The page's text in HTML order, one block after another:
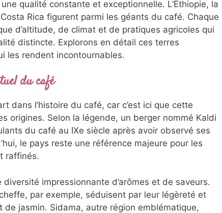
qualité constante et exceptionnelle. L’Éthiopie, la
Rica figurent parmi les géants du café. Chaque
d’altitude, de climat et de pratiques agricoles qui
distincte. Explorons en détail ces terres
les rendent incontournables.
du café
dans l’histoire du café, car c’est ici que cette
origines. Selon la légende, un berger nommé Kaldi
du café au IXe siècle après avoir observé ses
le pays reste une référence majeure pour les
raffinés.
impressionnante d’arômes et de saveurs.
par exemple, séduisent par leur légèreté et
de jasmin. Sidama, autre région emblématique,